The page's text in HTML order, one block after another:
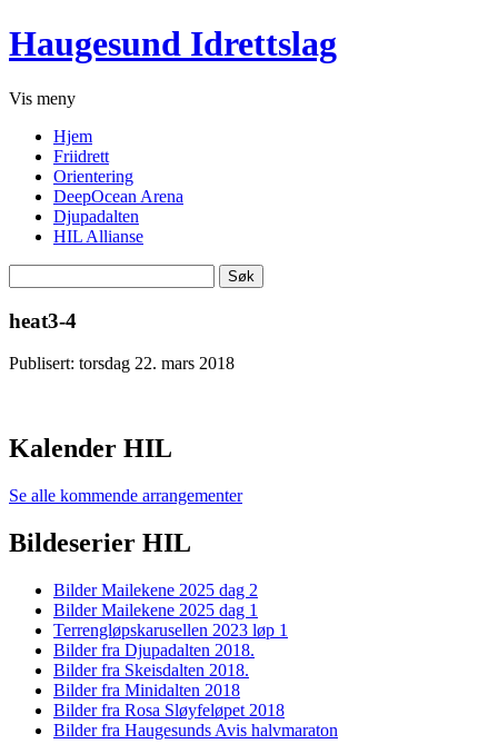
Haugesund Idrettslag
Vis meny
Hjem
Friidrett
Orientering
DeepOcean Arena
Djupadalten
HIL Allianse
etter:
heat3-4
Publisert: torsdag 22. mars 2018
Kalender HIL
Se alle kommende arrangementer
Bildeserier HIL
Bilder Mailekene 2025 dag 2
Bilder Mailekene 2025 dag 1
Terrengløpskarusellen 2023 løp 1
Bilder fra Djupadalten 2018.
Bilder fra Skeisdalten 2018.
Bilder fra Minidalten 2018
Bilder fra Rosa Sløyfeløpet 2018
Bilder fra Haugesunds Avis halvmaraton